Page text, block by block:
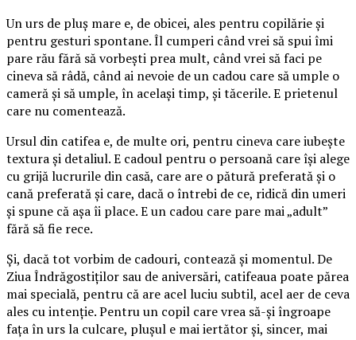
Un urs de pluș mare e, de obicei, ales pentru copilărie și
pentru gesturi spontane. Îl cumperi când vrei să spui îmi
pare rău fără să vorbești prea mult, când vrei să faci pe
cineva să râdă, când ai nevoie de un cadou care să umple o
cameră și să umple, în același timp, și tăcerile. E prietenul
care nu comentează.
Ursul din catifea e, de multe ori, pentru cineva care iubește
textura și detaliul. E cadoul pentru o persoană care își alege
cu grijă lucrurile din casă, care are o pătură preferată și o
cană preferată și care, dacă o întrebi de ce, ridică din umeri
și spune că așa îi place. E un cadou care pare mai „adult”
fără să fie rece.
Și, dacă tot vorbim de cadouri, contează și momentul. De
Ziua Îndrăgostiților sau de aniversări, catifeaua poate părea
mai specială, pentru că are acel luciu subtil, acel aer de ceva
ales cu intenție. Pentru un copil care vrea să-și îngroape
fața în urs la culcare, plușul e mai iertător și, sincer, mai